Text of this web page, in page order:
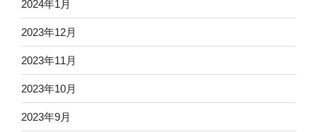
2024年1月
2023年12月
2023年11月
2023年10月
2023年9月